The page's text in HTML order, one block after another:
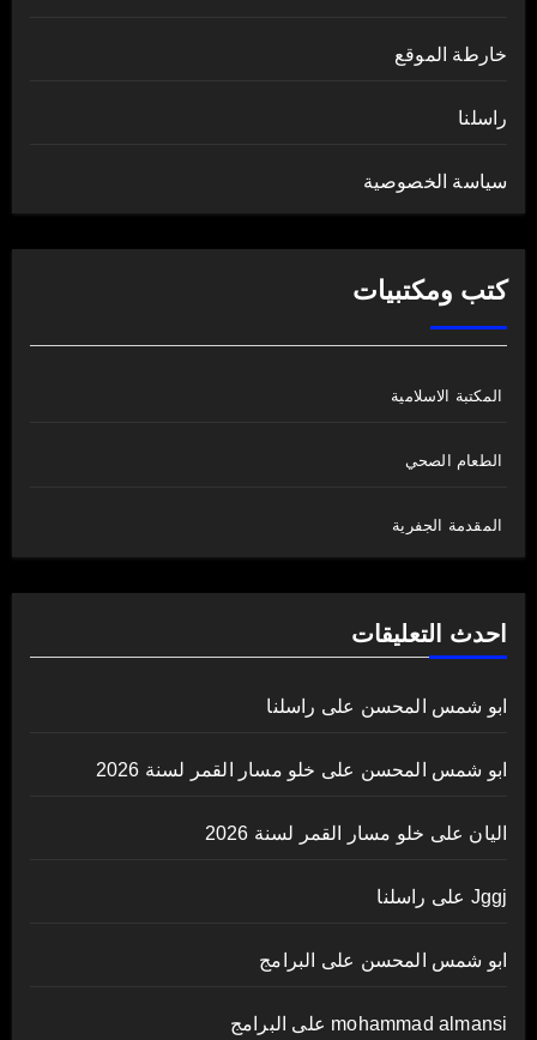
خارطة الموقع
راسلنا
سياسة الخصوصية
كتب ومكتبيات
المكتبة الاسلامية
الطعام الصحي
المقدمة الجفرية
احدث التعليقات
ابو شمس المحسن على راسلنا
ابو شمس المحسن على خلو مسار القمر لسنة 2026
اليان على خلو مسار القمر لسنة 2026
Jggj على راسلنا
ابو شمس المحسن على البرامج
mohammad almansi على البرامج